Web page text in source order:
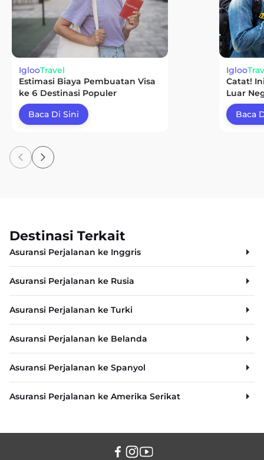
IglooTravel
Estimasi Biaya Pembuatan Visa
ke 6 Destinasi Populer
Baca Di Sini
Igloo
Catat!
Luar
Baca
Destinasi Terkait
Asuransi Perjalanan ke Inggris
Asuransi Perjalanan ke Rusia
Asuransi Perjalanan ke Turki
Asuransi Perjalanan ke Belanda
Asuransi Perjalanan ke Spanyol
Asuransi Perjalanan ke Amerika Serikat